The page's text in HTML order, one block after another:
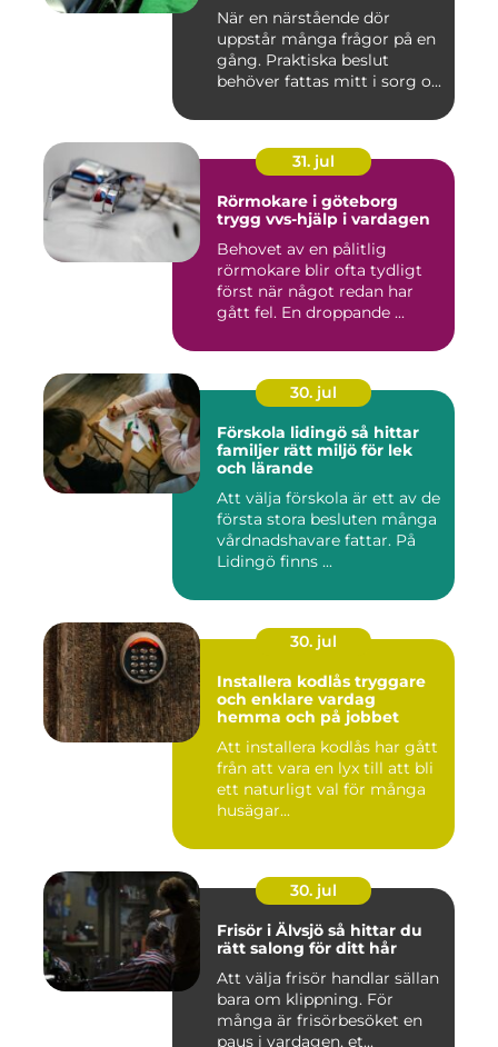
När en närstående dör
uppstår många frågor på en
gång. Praktiska beslut
behöver fattas mitt i sorg o...
31. jul
Rörmokare i göteborg
trygg vvs-hjälp i vardagen
Behovet av en pålitlig
rörmokare blir ofta tydligt
först när något redan har
gått fel. En droppande ...
30. jul
Förskola lidingö så hittar
familjer rätt miljö för lek
och lärande
Att välja förskola är ett av de
första stora besluten många
vårdnadshavare fattar. På
Lidingö finns ...
30. jul
Installera kodlås tryggare
och enklare vardag
hemma och på jobbet
Att installera kodlås har gått
från att vara en lyx till att bli
ett naturligt val för många
husägar...
30. jul
Frisör i Älvsjö så hittar du
rätt salong för ditt hår
Att välja frisör handlar sällan
bara om klippning. För
många är frisörbesöket en
paus i vardagen, et...